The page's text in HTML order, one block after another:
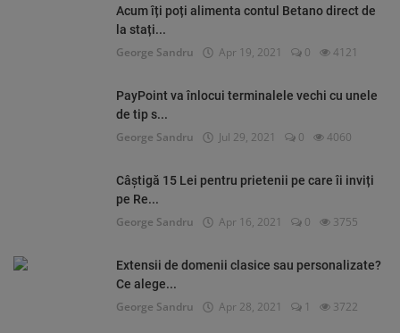
Acum îți poți alimenta contul Betano direct de
la stați...
George Sandru Apr 19, 2021 0 4121
PayPoint va înlocui terminalele vechi cu unele
de tip s...
George Sandru Jul 29, 2021 0 4060
Câștigă 15 Lei pentru prietenii pe care îi inviți
pe Re...
George Sandru Apr 16, 2021 0 3755
Extensii de domenii clasice sau personalizate?
Ce alege...
George Sandru Apr 28, 2021 1 3722